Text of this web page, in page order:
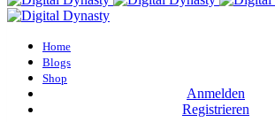
Home
Blogs
Shop
Anmelden
Registrieren